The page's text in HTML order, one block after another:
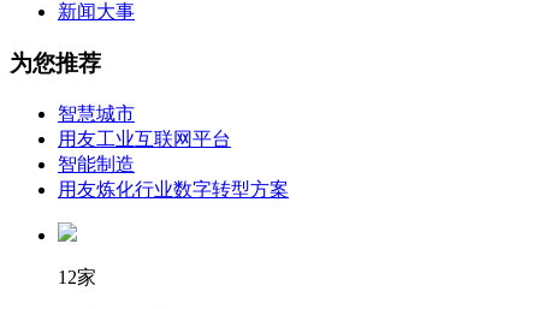
新闻大事
为您推荐
智慧城市
用友工业互联网平台
智能制造
用友炼化行业数字转型方案
12家